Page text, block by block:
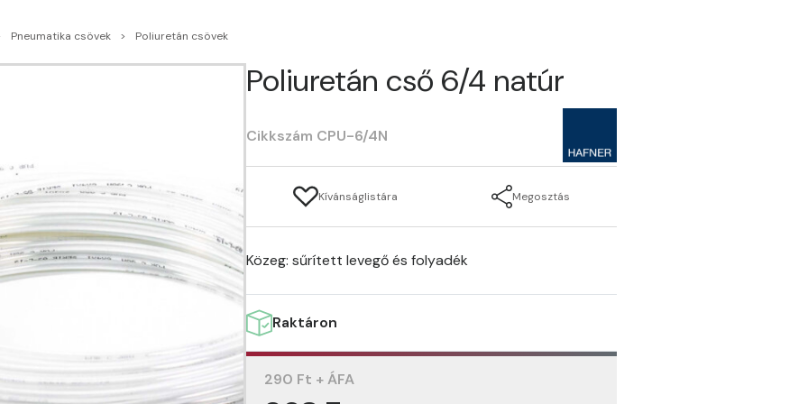
Pneumatika csövek Poliuretán csövek
Poliuretán cső 6/4 natúr
Cikkszám CPU-6/4N
Kívánságlistára Megosztás
Közeg: sűrített levegő és folyadék
Raktáron
290 Ft + ÁFA